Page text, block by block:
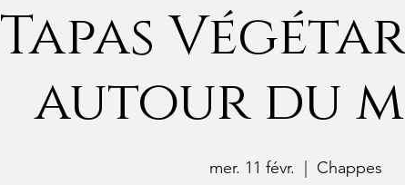
Tapas
autour du
mer. 11 févr. Chappes